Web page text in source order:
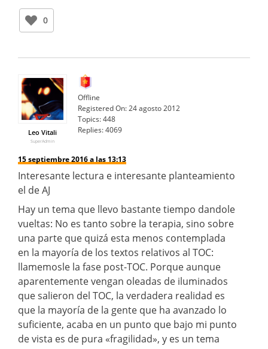
0
Leo Vitali
SuperAdmin
Offline
Registered On:24 agosto 2012
Topics:448
Replies:4069
15 septiembre 2016 a las 13:13
Interesante lectura e interesante planteamiento
el de AJ
Hay un tema que llevo bastante tiempo dandole
vueltas: No es tanto sobre la terapia, sino sobre
una parte que quizá esta menos contemplada
en la mayoría de los textos relativos al TOC:
llamemosle la fase post-TOC. Porque aunque
aparentemente vengan oleadas de iluminados
que salieron del TOC, la verdadera realidad es
que la mayoría de la gente que ha avanzado lo
suficiente, acaba en un punto que bajo mi punto
de vista es de pura «fragilidad», y es un tema